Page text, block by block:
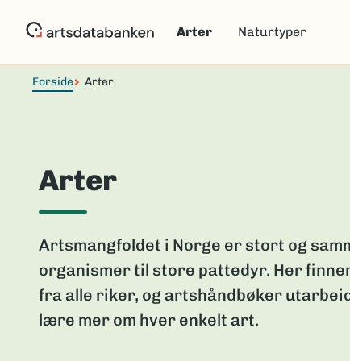
Arter Naturtyper
Forside Arter
Arter
Artsmangfoldet i Norge er stort og
organismer til store pattedyr. Her
fra alle riker, og artshåndbøker
lære mer om hver enkelt art.